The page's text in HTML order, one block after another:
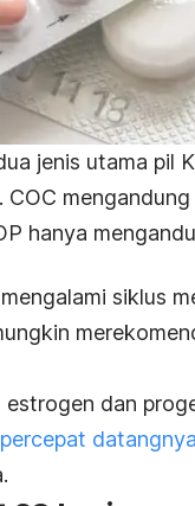
jenis utama pil
COC
hanya
siklus
dan